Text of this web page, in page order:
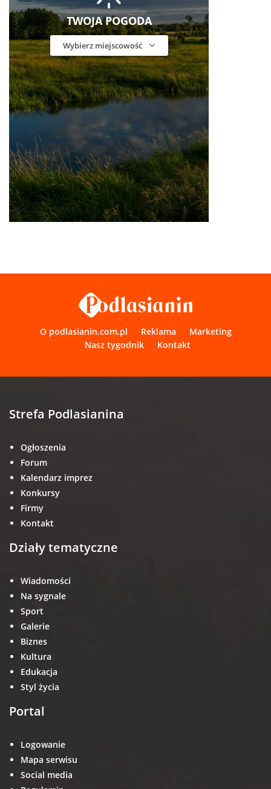
TWOJA POGODA
Wybierz miejscowość
O podlasianin.com.pl Reklama
Marketing
Nasz tygodnik
Kontakt
Strefa Podlasianina
Ogłoszenia
Forum
Kalendarz imprez
Konkursy
Firmy
Kontakt
Działy tematyczne
Wiadomości
Na sygnale
Sport
Galerie
Biznes
Kultura
Edukacja
Styl życia
Portal
Logowanie
Mapa serwisu
Social media